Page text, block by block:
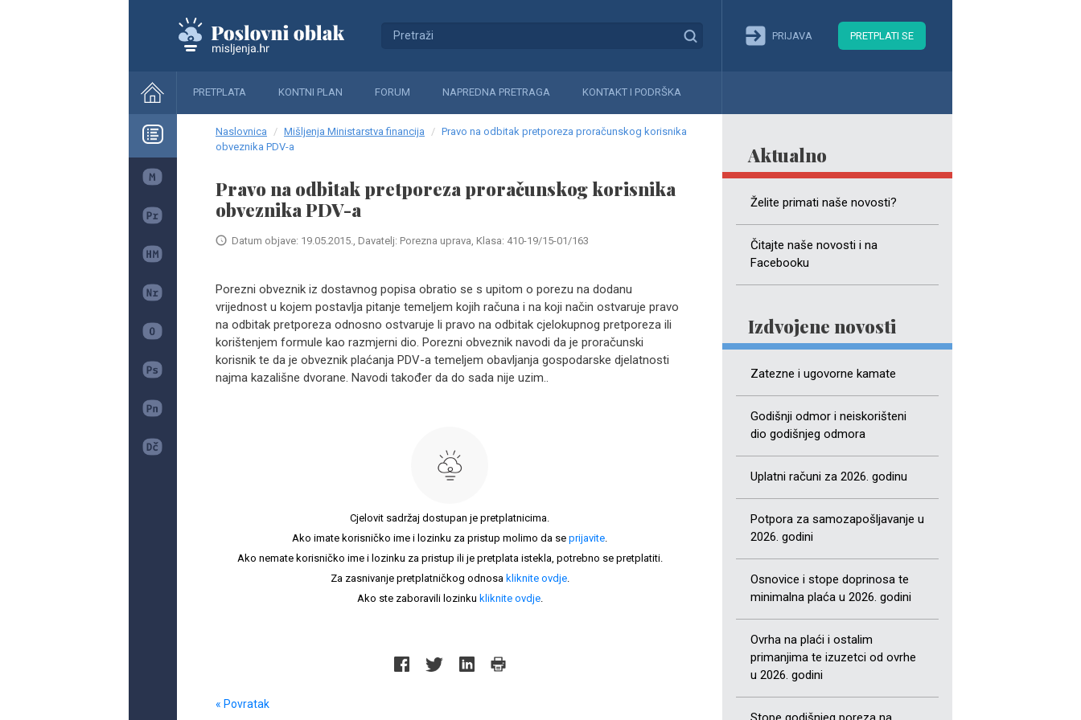
PRIJAVA PRETPLATI SE
PRETPLATA KONTNI PLAN FORUM NAPREDNA PRETRAGA KONTAKT I PODRŠKA
Aktualno
Želite primati naše novosti?
Čitajte naše novosti i na
Facebooku
Izdvojene novosti
Zatezne i ugovorne kamate
Godišnji odmor i neiskorišteni
dio godišnjeg odmora
Uplatni računi za 2026. godinu
Potpora za samozapošljavanje u
2026. godini
Osnovice i stope doprinosa te
minimalna plaća u 2026. godini
Ovrha na plaći i ostalim
primanjima te izuzetci od ovrhe
u 2026. godini
Naslovnica Mišljenja Ministarstva financija
Pravo na odbitak pretporeza proračunskog korisnika
obveznika PDV-a
Pravo na odbitak pretporeza proračunskog korisnika
obveznika PDV-a
Datum objave: 19.05.2015., Davatelj: Porezna uprava, Klasa: 410-19/15-01/163
Porezni obveznik iz dostavnog popisa obratio se s upitom o porezu na dodanu
vrijednost u kojem postavlja pitanje temeljem kojih računa i na koji način ostvaruje pravo
na odbitak pretporeza odnosno ostvaruje li pravo na odbitak cjelokupnog pretporeza ili
korištenjem formule kao razmjerni dio. Porezni obveznik navodi da je proračunski
korisnik te da je obveznik plaćanja PDV-a temeljem obavljanja gospodarske djelatnosti
najma kazališne dvorane. Navodi također da do sada nije uzim..
Cjelovit sadržaj dostupan je pretplatnicima.
Ako imate korisničko ime i lozinku za pristup molimo da se prijavite.
Ako nemate korisničko ime i lozinku za pristup ili je pretplata istekla, potrebno se pretplatiti.
Za zasnivanje pretplatničkog odnosa kliknite ovdje.
Ako ste zaboravili lozinku kliknite ovdje.
« Povratak